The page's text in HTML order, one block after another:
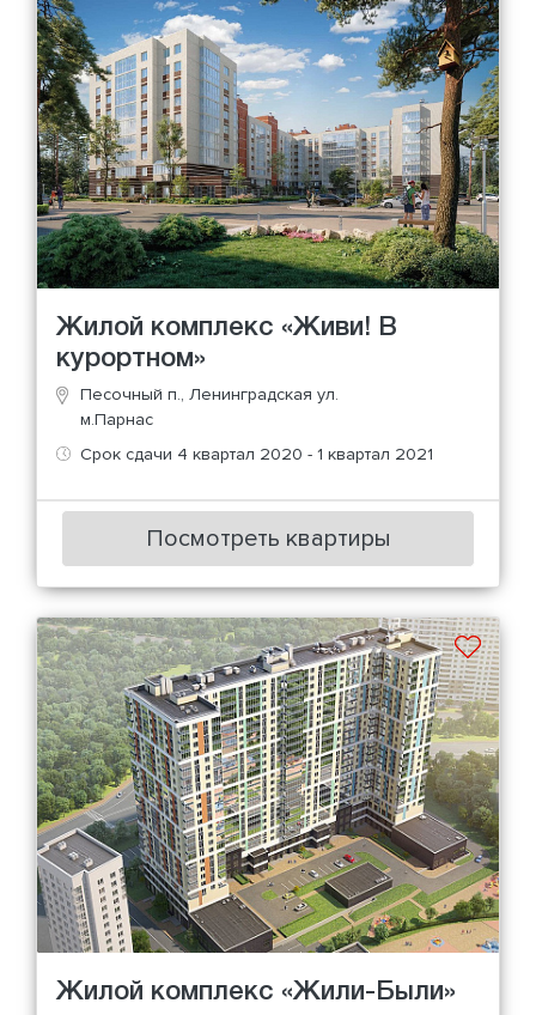
Жилой комплекс «Живи! В
курортном»
Песочный п., Ленинградская ул.
м.Парнас
Срок сдачи 4 квартал 2020 - 1 квартал 2021
Посмотреть квартиры
Жилой комплекс «Жили-Были»